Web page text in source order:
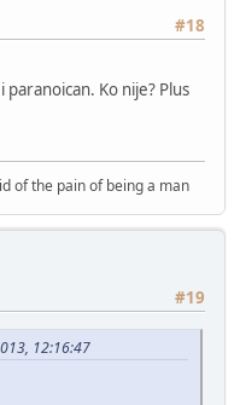
#18
Ko nije? Plus
of the pain of being a man
#19
12:16:47